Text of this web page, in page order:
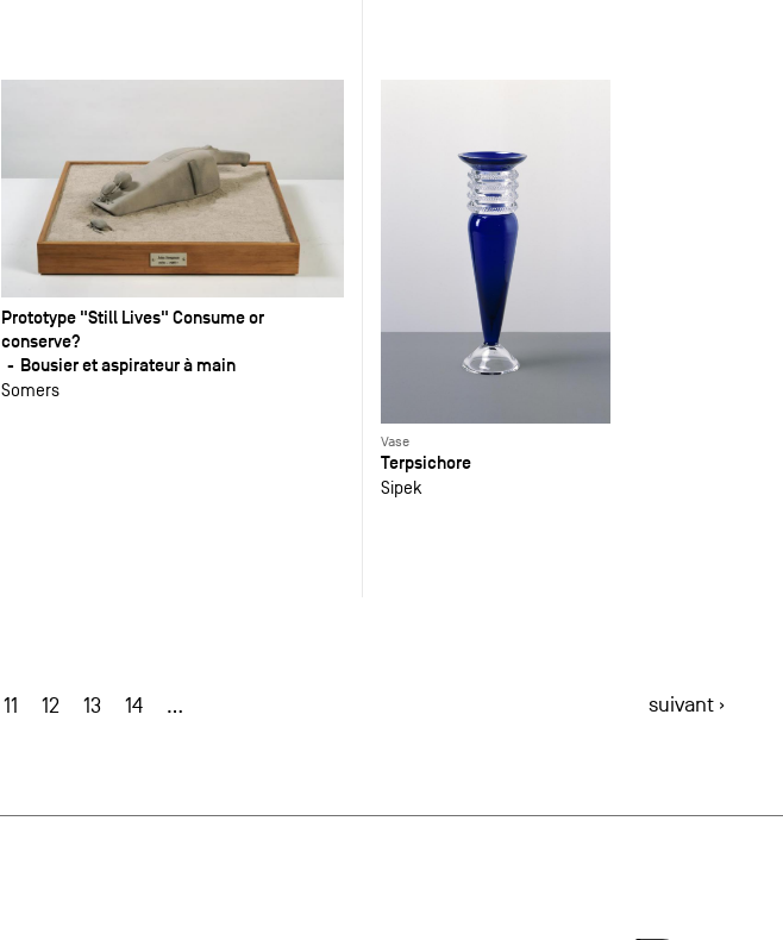
Prototype "Still Lives" Consume or
conserve?
Bousier et aspirateur à main
Somers
Vase
Terpsichore
Sipek
11 12 13 14 … suivant ›